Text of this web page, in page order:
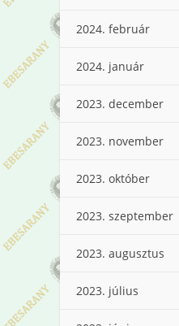
2024. február
2024. január
2023. december
2023. november
2023. október
2023. szeptember
2023. augusztus
2023. július